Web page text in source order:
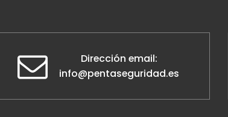
Dirección email:
info@pentaseguridad.es